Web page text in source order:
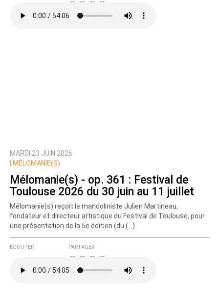
MARDI 23 JUIN 2026
MÉLOMANIE(S)
Mélomanie(s) - op. 361 : Festival de
Toulouse 2026 du 30 juin au 11 juillet
Mélomanie(s) reçoit le mandoliniste Julien Martineau,
fondateur et directeur artistique du Festival de Toulouse, pour
une présentation de la 5e édition (du (…)
ÉCOUTER PARTAGER